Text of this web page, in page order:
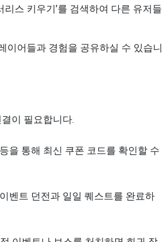
스 키우기’를 검색하여 다른 유저들
이어들과 경험을 공유하실 수 있습니
이 필요합니다.
을 통해 최신 쿠폰 코드를 확인할 수
벤트 던전과 일일 퀘스트를 완료하